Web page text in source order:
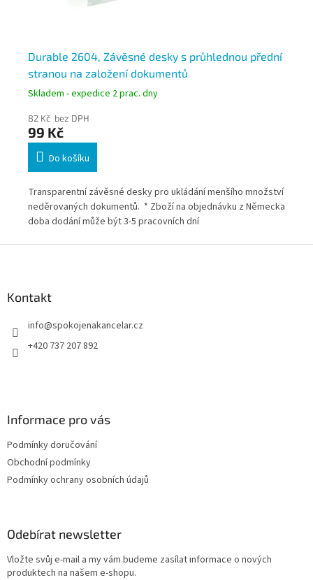
Durable 2604, Závěsné desky s průhlednou přední
stranou na založení dokumentů
Skladem - expedice 2 prac. dny
82 Kč bez DPH
99 Kč
Do košíku
Transparentní závěsné desky pro ukládání menšího množství
neděrovaných dokumentů. * Zboží na objednávku z Německa
doba dodání může být 3-5 pracovních dní
Kontakt
info@spokojenakancelar.cz
+420 737 207 892
Informace pro vás
Podmínky doručování
Obchodní podmínky
Podmínky ochrany osobních údajů
Odebírat newsletter
Vložte svůj e-mail a my vám budeme zasílat informace o nových
produktech na našem e-shopu.